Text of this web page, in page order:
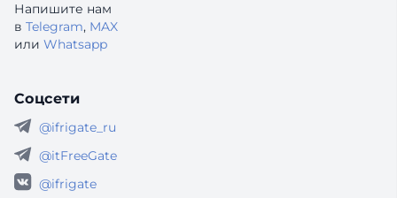
Напишите нам
в Telegram, MAX
или Whatsapp
Соцсети
@ifrigate_ru
@itFreeGate
@ifrigate